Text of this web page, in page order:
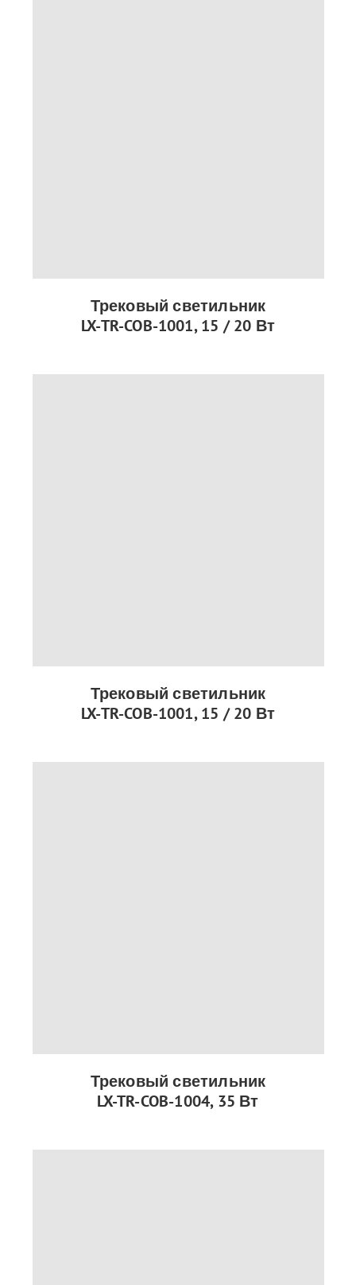
Трековый светильник
LX-TR-COB-1001, 15 / 20 Вт
Трековый светильник
LX-TR-COB-1001, 15 / 20 Вт
Трековый светильник
LX-TR-COB-1004, 35 Вт